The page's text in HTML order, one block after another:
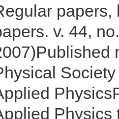
papers,
v. 44,
Physics